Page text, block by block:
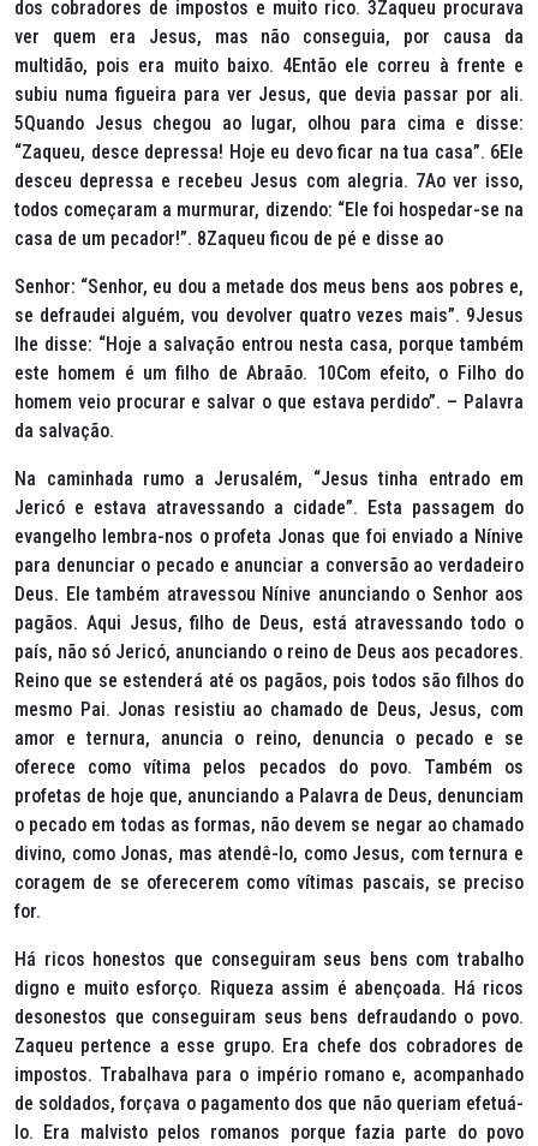
dos cobradores de impostos e muito rico. 3Zaqueu procurava
ver quem era Jesus, mas não conseguia, por causa da
multidão, pois era muito baixo. 4Então ele correu à frente e
subiu numa figueira para ver Jesus, que devia passar por ali.
5Quando Jesus chegou ao lugar, olhou para cima e disse:
“Zaqueu, desce depressa! Hoje eu devo ficar na tua casa”. 6Ele
desceu depressa e recebeu Jesus com alegria. 7Ao ver isso,
todos começaram a murmurar, dizendo: “Ele foi hospedar-se na
casa de um pecador!”. 8Zaqueu ficou de pé e disse ao
Senhor: “Senhor, eu dou a metade dos meus bens aos pobres e,
se defraudei alguém, vou devolver quatro vezes mais”. 9Jesus
lhe disse: “Hoje a salvação entrou nesta casa, porque também
este homem é um filho de Abraão. 10Com efeito, o Filho do
homem veio procurar e salvar o que estava perdido”. – Palavra
da salvação.
Na caminhada rumo a Jerusalém, “Jesus tinha entrado em
Jericó e estava atravessando a cidade”. Esta passagem do
evangelho lembra-nos o profeta Jonas que foi enviado a Nínive
para denunciar o pecado e anunciar a conversão ao verdadeiro
Deus. Ele também atravessou Nínive anunciando o Senhor aos
pagãos. Aqui Jesus, filho de Deus, está atravessando todo o
país, não só Jericó, anunciando o reino de Deus aos pecadores.
Reino que se estenderá até os pagãos, pois todos são filhos do
mesmo Pai. Jonas resistiu ao chamado de Deus, Jesus, com
amor e ternura, anuncia o reino, denuncia o pecado e se
oferece como vítima pelos pecados do povo. Também os
profetas de hoje que, anunciando a Palavra de Deus, denunciam
o pecado em todas as formas, não devem se negar ao chamado
divino, como Jonas, mas atendê-lo, como Jesus, com ternura e
coragem de se oferecerem como vítimas pascais, se preciso
for.
Há ricos honestos que conseguiram seus bens com trabalho
digno e muito esforço. Riqueza assim é abençoada. Há ricos
desonestos que conseguiram seus bens defraudando o povo.
Zaqueu pertence a esse grupo. Era chefe dos cobradores de
impostos. Trabalhava para o império romano e, acompanhado
de soldados, forçava o pagamento dos que não queriam efetuá-
lo. Era malvisto pelos romanos porque fazia parte do povo